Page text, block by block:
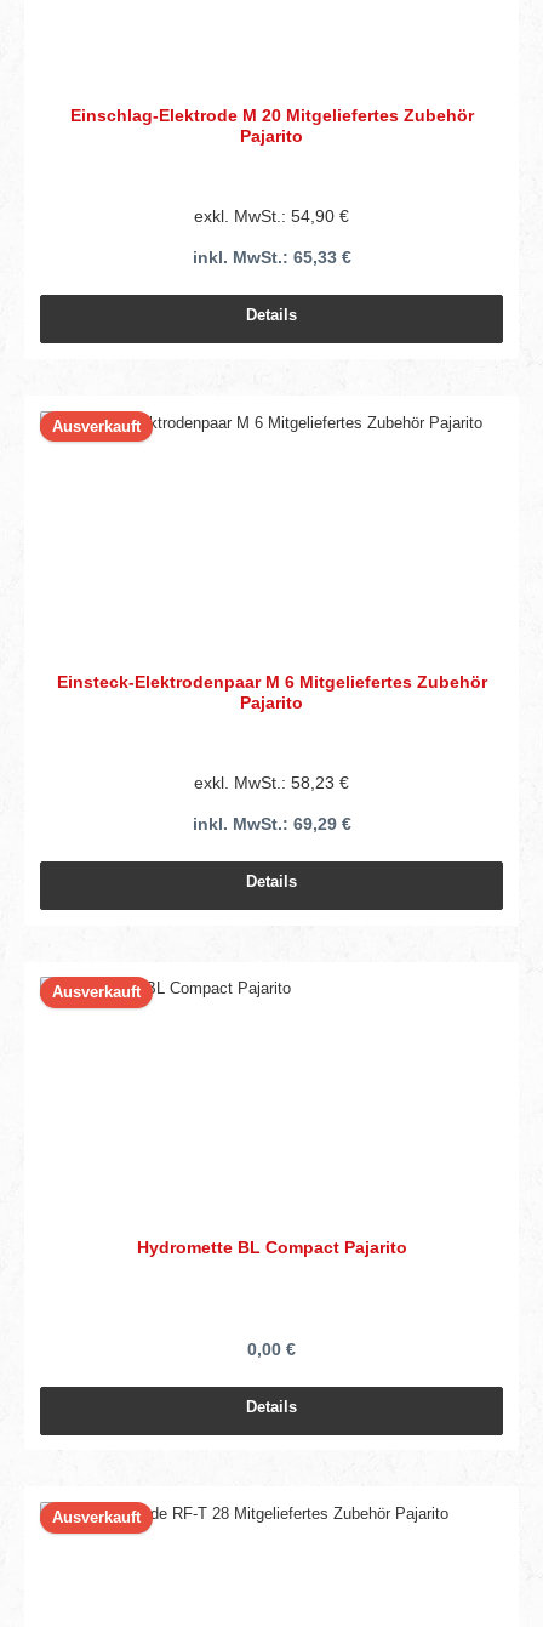
Einschlag-Elektrode M 20 Mitgeliefertes Zubehör
Pajarito
exkl. MwSt.: 54,90 €
inkl. MwSt.: 65,33 €
Details
Ausverkauft
Einsteck-Elektrodenpaar M 6 Mitgeliefertes Zubehör
Pajarito
exkl. MwSt.: 58,23 €
inkl. MwSt.: 69,29 €
Details
Ausverkauft
Hydromette BL Compact Pajarito
0,00 €
Details
Ausverkauft